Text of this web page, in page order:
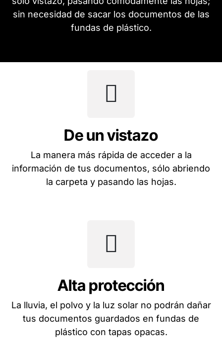
sin necesidad de sacar los documentos de las
fundas de plástico.
De un vistazo
La manera más rápida de acceder a la
información de tus documentos, sólo abriendo
la carpeta y pasando las hojas.
Alta protección
La lluvia, el polvo y la luz solar no podrán dañar
tus documentos guardados en fundas de
plástico con tapas opacas.